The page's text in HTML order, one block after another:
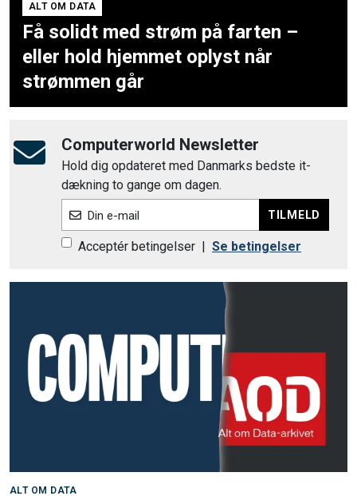
ALT OM DATA
Få solidt med strøm på farten –
eller hold hjemmet oplyst når
strømmen går
Computerworld Newsletter
Hold dig opdateret med Danmarks bedste it-
dækning to gange om dagen.
Din e-mail TILMELD
Acceptér betingelser Se betingelser
ALT OM DATA